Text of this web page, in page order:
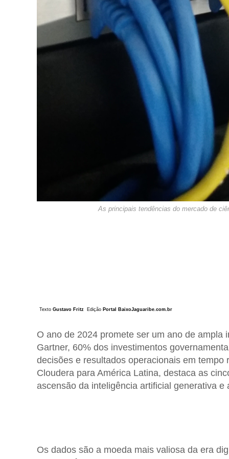
As principais tendências do mercado de
Texto Gustavo Fritz Edição Portal BaixoJaguaribe.com.br
O ano de 2024 promete ser um ano de
Gartner, 60% dos investimentos
decisões e resultados operacionais em
Cloudera para América Latina, destaca as
ascensão da inteligência artificial generativa e
Os dados são a moeda mais valiosa da era